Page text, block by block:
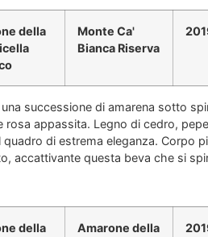
della
Monte Ca'
Bianca Riserva
successione di amarena sotto
rosa appassita. Legno di cedro,
di estrema eleganza. Corpo
accattivante questa beva che si
della
Amarone della